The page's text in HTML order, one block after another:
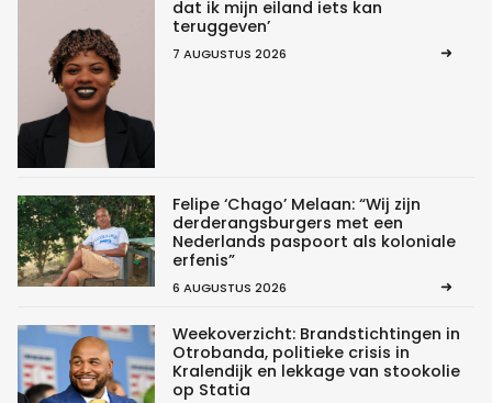
dat ik mijn eiland iets kan
teruggeven’
7 AUGUSTUS 2026
Felipe ‘Chago’ Melaan: “Wij zijn
derderangsburgers met een
Nederlands paspoort als koloniale
erfenis”
6 AUGUSTUS 2026
Weekoverzicht: Brandstichtingen in
Otrobanda, politieke crisis in
Kralendijk en lekkage van stookolie
op Statia